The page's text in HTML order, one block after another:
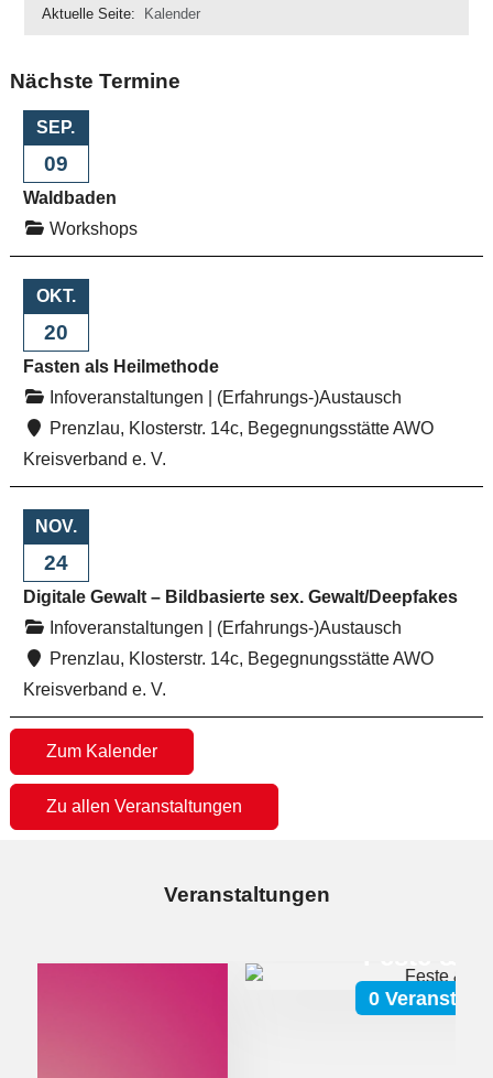
Aktuelle Seite: Kalender
Nächste Termine
SEP.
09
Waldbaden
Workshops
OKT.
20
Fasten als Heilmethode
Infoveranstaltungen
(Erfahrungs-)Austausch
Prenzlau, Klosterstr. 14c, Begegnungsstätte AWO
Kreisverband e. V.
NOV.
24
Digitale Gewalt – Bildbasierte sex. Gewalt/Deepfakes
Infoveranstaltungen
(Erfahrungs-)Austausch
Prenzlau, Klosterstr. 14c, Begegnungsstätte AWO
Kreisverband e. V.
Zum Kalender
Zu allen Veranstaltungen
Veranstaltungen
Feste & Feiern